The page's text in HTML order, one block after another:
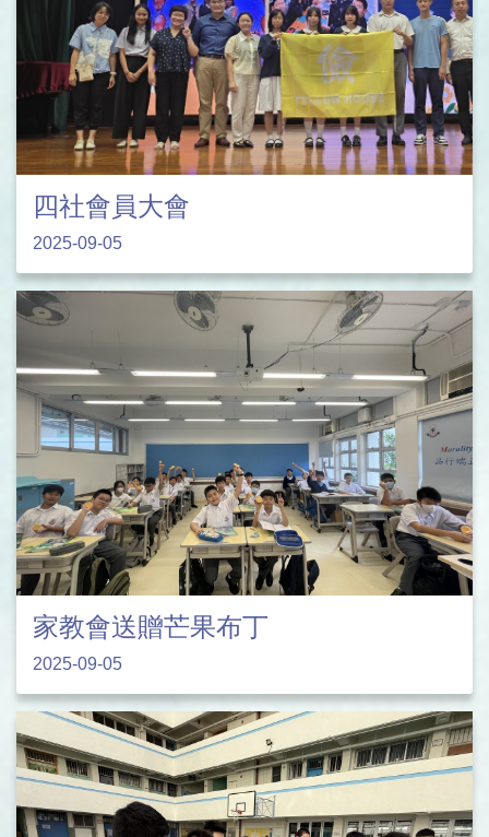
四社會員大會
2025-09-05
家教會送贈芒果布丁
2025-09-05